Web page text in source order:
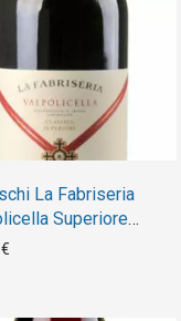
La Fabriseria
Superiore